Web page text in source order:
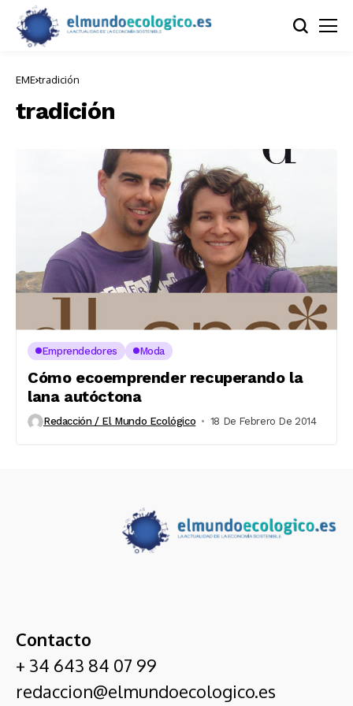
EME tradición
tradición
Emprendedores Moda
Cómo ecoemprender recuperando la
lana autóctona
Redacción / El Mundo Ecológico 18 De Febrero De 2014
Contacto
+ 34 643 84 07 99
redaccion@elmundoecologico.es